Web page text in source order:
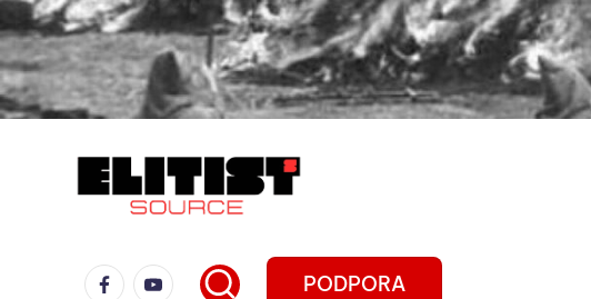
PODPORA